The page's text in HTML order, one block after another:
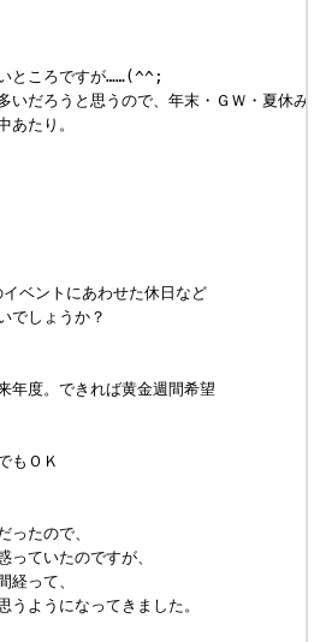
ところですが……(^^;
いだろうと思うので、年末・ＧＷ・夏休み
あたり。
ベントにあわせた休日など
でしょうか？
年度。できれば黄金週間希望
もＯＫ
ったので、
っていたのですが、
経って、
ようになってきました。